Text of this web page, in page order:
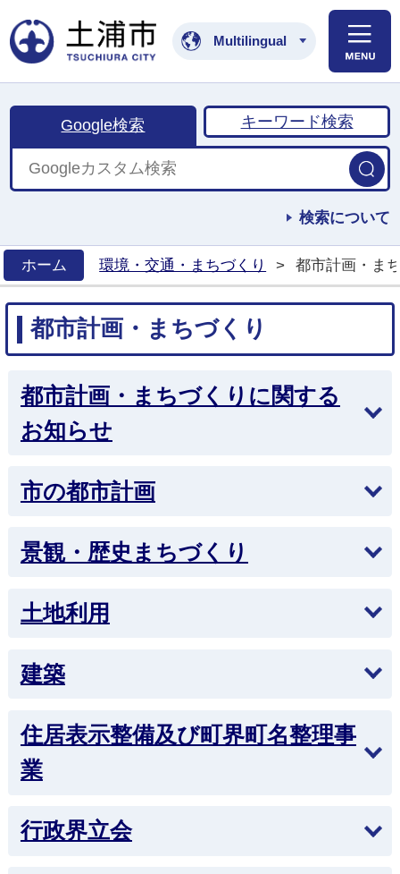
土浦市公式ホームペ
Multilingual
Google検索 キーワード検索
検索について
ホーム
環境・交通・まちづくり > 都市計画・ま
都市計画・まちづくり
都市計画・まちづくりに関する
お知らせ
市の都市計画
景観・歴史まちづくり
土地利用
建築
住居表示整備及び町界町名整理事
業
行政界立会